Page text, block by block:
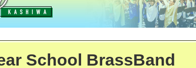
School BrassBand